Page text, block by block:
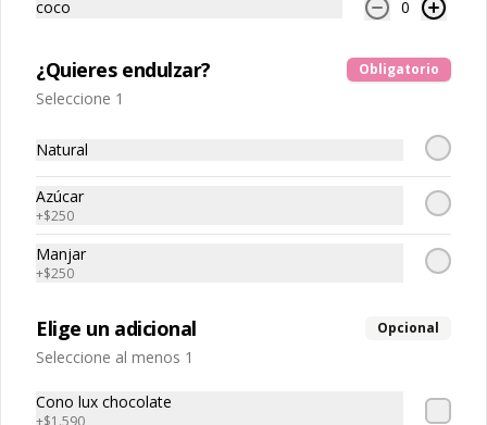
$3.400
Energy balls x10
10 Energy Balls a elección
$6.700
coco 0
¿Quieres endulzar? Obligatorio
Seleccione 1
Natural
Azúcar
+$250
Manjar
+$250
Elige un adicional Opcional
Seleccione al menos 1
Cono lux chocolate
+$1.590